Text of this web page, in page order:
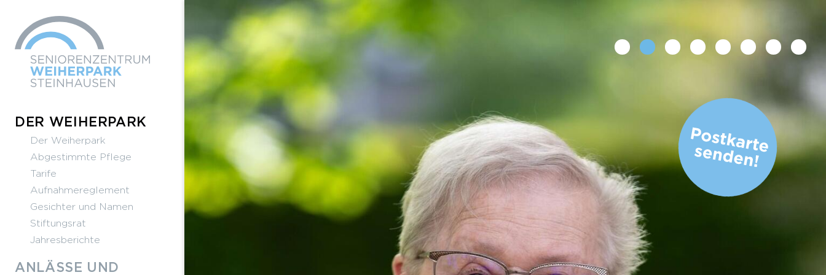
DER WEIHERPARK
Der Weiherpark
Abgestimmte Pflege
Tarife
Aufnahmereglement
Gesichter und Namen
Stiftungsrat
Jahresberichte
ANLÄSSE UND